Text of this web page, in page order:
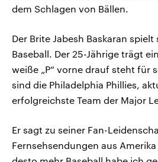
dem Schlagen von Bällen.
Der Brite Jabesh Baskaran
Baseball. Der 25-Jährige trägt
weiße „P“ vorne drauf steht für
sind die Philadelphia Phillies,
erfolgreichste Team der Major
Er sagt zu seiner Fan-
Fernsehsendungen aus